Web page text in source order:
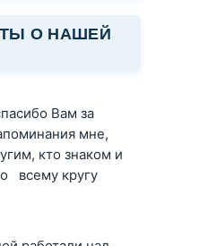
О НАШЕЙ
Вам за
мне,
кто знаком и
всему кругу